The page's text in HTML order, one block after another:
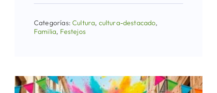
Categorías:Cultura, cultura-destacado,
Familia, Festejos